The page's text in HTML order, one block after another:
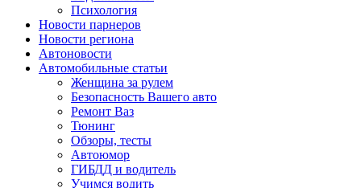
Психология
Новости парнеров
Новости региона
Автоновости
Автомобильные статьи
Женщина за рулем
Безопасность Вашего авто
Ремонт Ваз
Тюнинг
Обзоры, тесты
Автоюмор
ГИБДД и водитель
Учимся водить